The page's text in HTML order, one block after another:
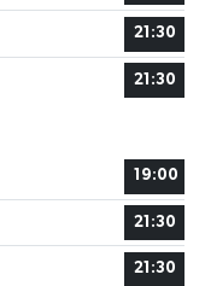
21:30
21:30
19:00
21:30
21:30